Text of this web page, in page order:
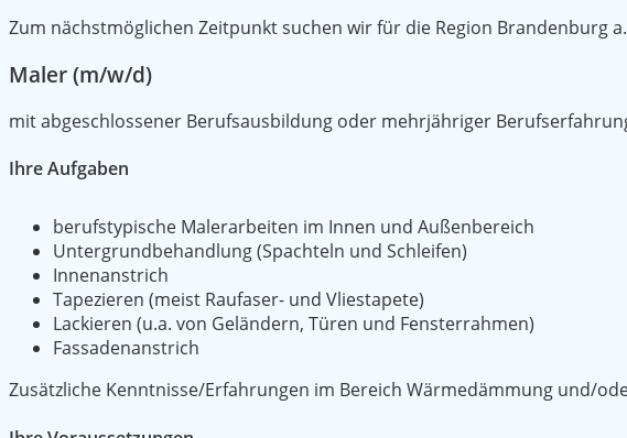
Zum nächstmöglichen Zeitpunkt suchen wir für die Region Brandenburg
Maler (m/w/d)
mit abgeschlossener Berufsausbildung oder mehrjähriger
Ihre Aufgaben
berufstypische Malerarbeiten im Innen und Außenbereich
Untergrundbehandlung (Spachteln und Schleifen)
Innenanstrich
Tapezieren (meist Raufaser- und Vliestapete)
Lackieren (u.a. von Geländern, Türen und Fensterrahmen)
Fassadenanstrich
Zusätzliche Kenntnisse/Erfahrungen im Bereich Wärmedämmung und/